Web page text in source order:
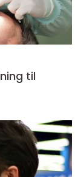
til